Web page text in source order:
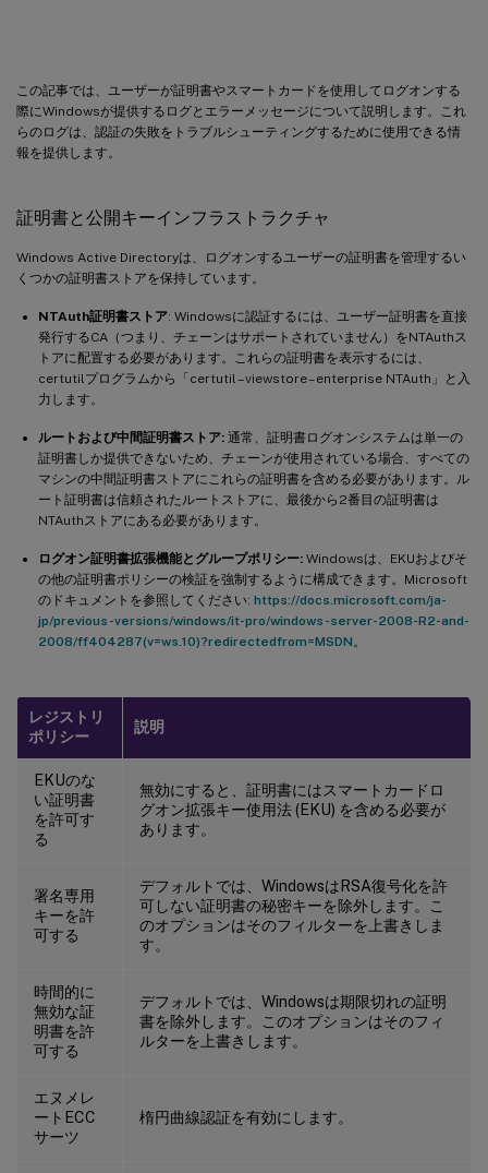
この記事では、ユーザーが証明書やスマートカードを使用してログオンする
際にWindowsが提供するログとエラーメッセージについて説明します。これ
らのログは、認証の失敗をトラブルシューティングするために使用できる情
報を提供します。
証明書と公開キーインフラストラクチャ
Windows Active Directoryは、ログオンするユーザーの証明書を管理するい
くつかの証明書ストアを保持しています。
NTAuth証明書ストア: Windowsに認証するには、ユーザー証明書を直接
発行するCA（つまり、チェーンはサポートされていません）をNTAuthス
トアに配置する必要があります。これらの証明書を表示するには、
certutilプログラムから「certutil –viewstore –enterprise NTAuth」と入
力します。
ルートおよび中間証明書ストア: 通常、証明書ログオンシステムは単一の
証明書しか提供できないため、チェーンが使用されている場合、すべての
マシンの中間証明書ストアにこれらの証明書を含める必要があります。ル
ート証明書は信頼されたルートストアに、最後から2番目の証明書は
NTAuthストアにある必要があります。
ログオン証明書拡張機能とグループポリシー: Windowsは、EKUおよびそ
の他の証明書ポリシーの検証を強制するように構成できます。Microsoft
のドキュメントを参照してください: https://docs.microsoft.com/ja-
jp/previous-versions/windows/it-pro/windows-server-2008-R2-and-
2008/ff404287(v=ws.10)?redirectedfrom=MSDN 。
レジストリ
ポリシー
説明
EKUのな
い証明書
を許可す
る
無効にすると、証明書にはスマートカードロ
グオン拡張キー使用法 (EKU) を含める必要が
あります。
署名専用
キーを許
可する
デフォルトでは、WindowsはRSA復号化を許
可しない証明書の秘密キーを除外します。こ
のオプションはそのフィルターを上書きしま
す。
時間的に
無効な証
明書を許
可する
デフォルトでは、Windowsは期限切れの証明
書を除外します。このオプションはそのフィ
ルターを上書きします。
エヌメレ
ートECC
サーツ
楕円曲線認証を有効にします。